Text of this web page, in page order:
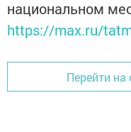
национальном
https://max.ru/
Перейти на